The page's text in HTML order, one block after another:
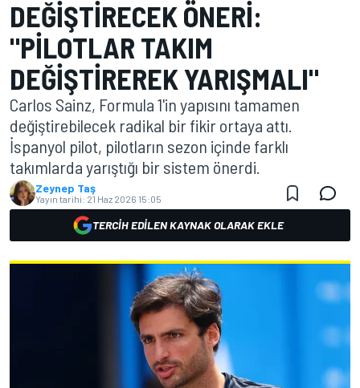
DEĞIŞTIRECEK ÖNERI:
"PILOTLAR TAKIM
DEĞIŞTIREREK YARIŞMALI"
Carlos Sainz, Formula 1'in yapısını tamamen
değiştirebilecek radikal bir fikir ortaya attı.
İspanyol pilot, pilotların sezon içinde farklı
takımlarda yarıştığı bir sistem önerdi.
Zeynep Taş
Yayın tarihi: 21 Haz 2026 15:05
TERCIH EDILEN KAYNAK OLARAK EKLE